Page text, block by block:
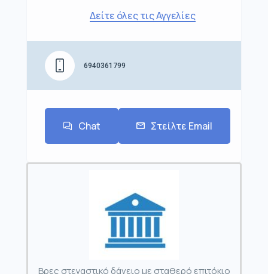
Δείτε όλες τις Αγγελίες
6940361799
Chat Στείλτε Email
Βρες στεγαστικό δάνειο με σταθερό επιτόκιο